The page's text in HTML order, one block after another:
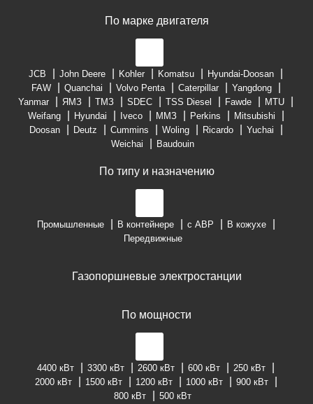
По марке двигателя
JCB John Deere Kohler Komatsu
Hyundai-Doosan
FAW
Quanchai Volvo Penta Caterpillar
Yangdong
Yanmar
ЯМЗ ТМЗ SDEC TSS Diesel Fawde
MTU
Weifang
Hyundai Iveco ММЗ Perkins
Mitsubishi
Doosan
Deutz Cummins Woling Ricardo
Yuchai
Weichai
Baudouin
По типу и назначению
Промышленные В контейнере с АВР
В кожухе
Передвижные
Газопоршневые электростанции
По мощности
4400 кВт 3300 кВт 2600 кВт 600 кВт
250 кВт
2000 кВт
1500 кВт 1200 кВт 1000 кВт
900 кВт
800 кВт
500 кВт